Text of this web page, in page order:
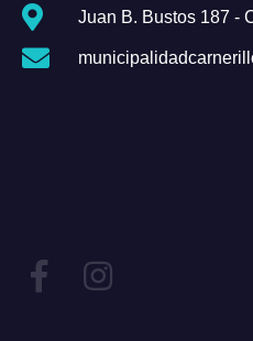
Juan B. Bustos 187 -